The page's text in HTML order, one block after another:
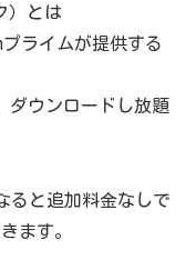
）とは
プライムが提供する
ダウンロードし放題
ると追加料金なしで
ます。